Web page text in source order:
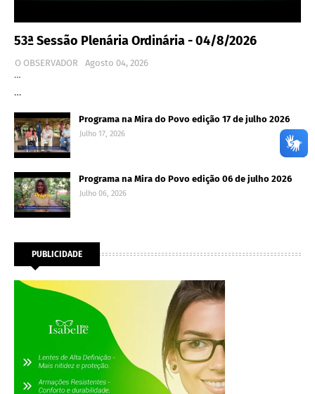
53ª Sessão Plenária Ordinária - 04/8/2026
O OBSERVADOR
Agosto 04, 2026
…
…
Programa na Mira do Povo edição 17 de julho 2026
Julho 17, 2026
Programa na Mira do Povo edição 06 de julho 2026
Julho 06, 2026
PUBLICIDADE